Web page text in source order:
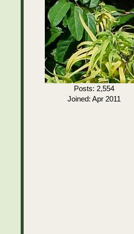
Posts: 2,554
Joined: Apr 2011